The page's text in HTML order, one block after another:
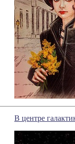
В центре